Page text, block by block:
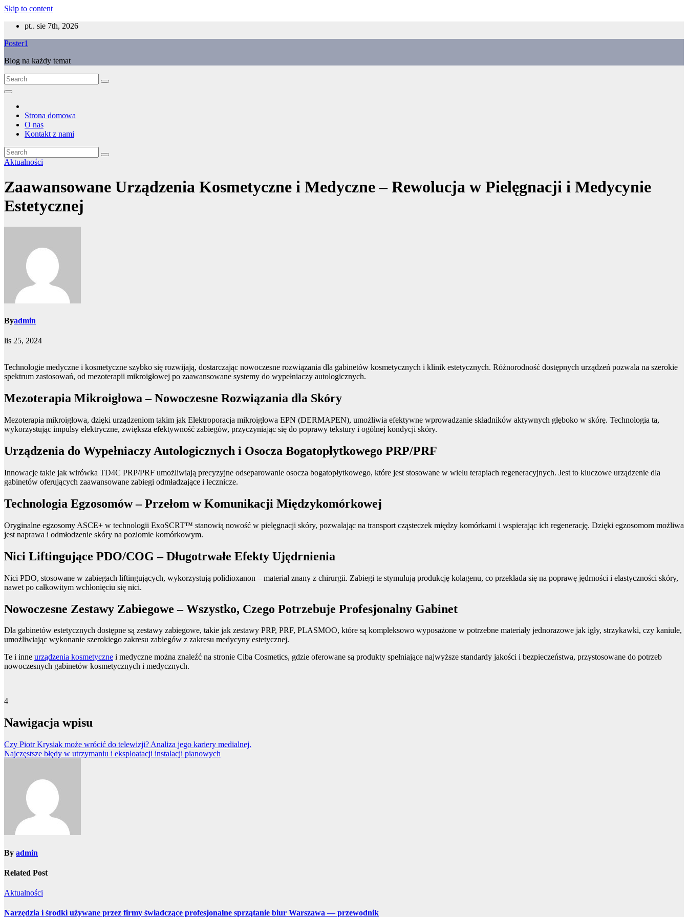
Skip to content
pt.. sie 7th, 2026
Poster1
Blog na każdy temat
Strona domowa
O nas
Kontakt z nami
Aktualności
Zaawansowane Urządzenia Kosmetyczne i Medyczne – Rewolucja w Pielęgnacji i Medycynie
Estetycznej
Byadmin
lis 25, 2024
Technologie medyczne i kosmetyczne szybko się rozwijają, dostarczając nowoczesne rozwiązania dla gabinetów kosmetycznych i klinik estetycznych. Różnorodność dostępnych urządzeń pozwala na szerokie
spektrum zastosowań, od mezoterapii mikroigłowej po zaawansowane systemy do wypełniaczy autologicznych.
Mezoterapia Mikroigłowa – Nowoczesne Rozwiązania dla Skóry
Mezoterapia mikroigłowa, dzięki urządzeniom takim jak Elektroporacja mikroigłowa EPN (DERMAPEN), umożliwia efektywne wprowadzanie składników aktywnych głęboko w skórę. Technologia ta,
wykorzystując impulsy elektryczne, zwiększa efektywność zabiegów, przyczyniając się do poprawy tekstury i ogólnej kondycji skóry​.
Urządzenia do Wypełniaczy Autologicznych i Osocza Bogatopłytkowego PRP/PRF
Innowacje takie jak wirówka TD4C PRP/PRF umożliwiają precyzyjne odseparowanie osocza bogatopłytkowego, które jest stosowane w wielu terapiach regeneracyjnych. Jest to kluczowe urządzenie dla
gabinetów oferujących zaawansowane zabiegi odmładzające i lecznicze​.
Technologia Egzosomów – Przełom w Komunikacji Międzykomórkowej
Oryginalne egzosomy ASCE+ w technologii ExoSCRT™ stanowią nowość w pielęgnacji skóry, pozwalając na transport cząsteczek między komórkami i wspierając ich regenerację. Dzięki egzosomom możliwa
jest naprawa i odmłodzenie skóry na poziomie komórkowym​.
Nici Liftingujące PDO/COG – Długotrwałe Efekty Ujędrnienia
Nici PDO, stosowane w zabiegach liftingujących, wykorzystują polidioxanon – materiał znany z chirurgii. Zabiegi te stymulują produkcję kolagenu, co przekłada się na poprawę jędrności i elastyczności skóry,
nawet po całkowitym wchłonięciu się nici​.
Nowoczesne Zestawy Zabiegowe – Wszystko, Czego Potrzebuje Profesjonalny Gabinet
Dla gabinetów estetycznych dostępne są zestawy zabiegowe, takie jak zestawy PRP, PRF, PLASMOO, które są kompleksowo wyposażone w potrzebne materiały jednorazowe jak igły, strzykawki, czy kaniule,
umożliwiając wykonanie szerokiego zakresu zabiegów z zakresu medycyny estetycznej​.
Te i inne urządzenia kosmetyczne i medyczne można znaleźć na stronie Ciba Cosmetics, gdzie oferowane są produkty spełniające najwyższe standardy jakości i bezpieczeństwa, przystosowane do potrzeb
nowoczesnych gabinetów kosmetycznych i medycznych.
4
Nawigacja wpisu
Czy Piotr Krysiak może wrócić do telewizji? Analiza jego kariery medialnej.
Najczęstsze błędy w utrzymaniu i eksploatacji instalacji pianowych
By admin
Related Post
Aktualności
Narzędzia i środki używane przez firmy świadczące profesjonalne sprzątanie biur Warszawa — przewodnik